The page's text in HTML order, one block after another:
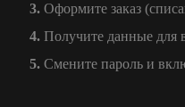
Оформите заказ
Получите данные для
Смените пароль и